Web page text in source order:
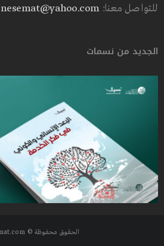
للتواصل معنا:nesemat@yahoo.com
الجديد من نسمات
الحقوق محفوظة © nesemat.com